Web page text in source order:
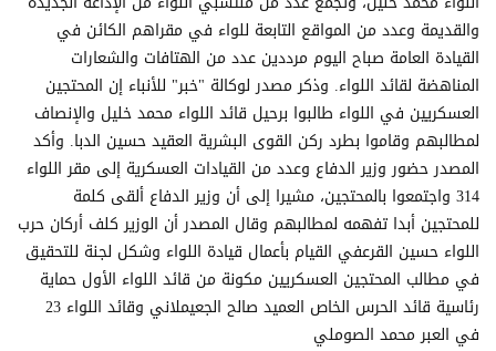
والقديمة وعدد من المواقع التابعة للواء في مقراهم الكائن في
القيادة العامة صباح اليوم مرددين عدد من الهتافات والشعارات
المناهضة لقائد اللواء. وذكر مصدر لوكالة "خبر" للأنباء إن المحتجين
العسكريين في اللواء طالبوا برحيل قائد اللواء محمد خليل والإنصاف
لمطالبهم وقاموا بطرد ركن القوى البشرية العقيد حسين الدبا. وأكد
المصدر حضور وزير الدفاع وعدد من القيادات العسكرية إلى مقر اللواء
314 واجتمعوا بالمحتجين، مشيرا إلى أن وزير الدفاع ألقى كلمة
للمحتجين أبدا تفهمه لمطالبهم وقال المصدر أن الوزير كلف أركان حرب
اللواء حسين القرعفي القيام بأعمال قيادة اللواء وشكل لجنة للتحقيق
في مطالب المحتجين العسكريين مكونة من قائد اللواء الأول حماية
رئاسية قائد الحرس الخاص العميد صالح الجعيملاني وقائد اللواء 23
في العبر محمد الصوملي